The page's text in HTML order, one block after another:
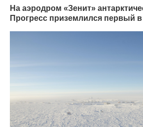
На аэродром «Зенит»
Прогресс приземлился первый